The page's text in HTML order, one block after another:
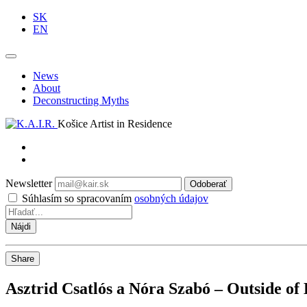
SK
EN
News
About
Deconstructing Myths
Košice Artist in Residence
Newsletter Odoberať
Súhlasím so spracovaním osobných údajov
Share
Asztrid Csatlós a Nóra Szabó – Outside of